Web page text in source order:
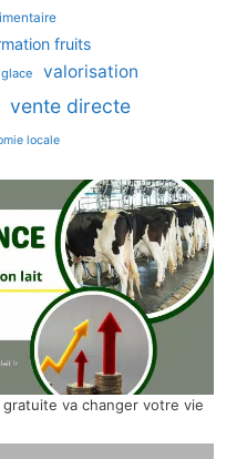
fruits
valorisation
vente directe
locale
va changer votre vie